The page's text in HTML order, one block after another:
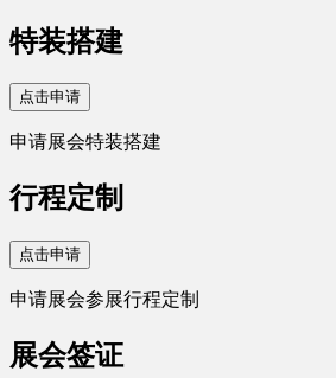
特装搭建
点击申请
申请展会特装搭建
行程定制
点击申请
申请展会参展行程定制
展会签证